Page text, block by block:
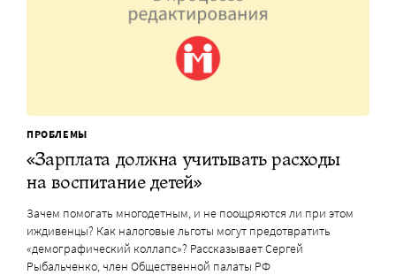
ПРОБЛЕМЫ
«Зарплата должна учитывать расходы
на воспитание детей»
Зачем помогать многодетным, и не поощряются ли при этом
иждивенцы? Как налоговые льготы могут предотвратить
«демографический коллапс»? Рассказывает Сергей
Рыбальченко, член Общественной палаты РФ